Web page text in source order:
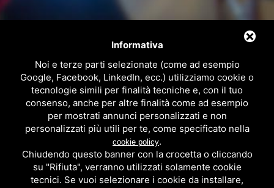
Informativa
Noi e terze parti selezionate (come ad esempio
Google, Facebook, LinkedIn, ecc.) utilizziamo cookie o
tecnologie simili per finalità tecniche e, con il tuo
consenso, anche per altre finalità come ad esempio
per mostrati annunci personalizzati e non
personalizzati più utili per te, come specificato nella
cookie policy.
Chiudendo questo banner con la crocetta o cliccando
su "Rifiuta", verranno utilizzati solamente cookie
tecnici. Se vuoi selezionare i cookie da installare,